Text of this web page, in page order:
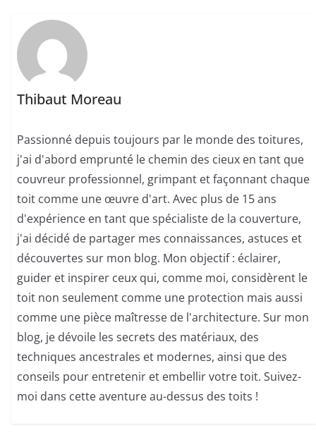
Thibaut Moreau
Passionné depuis toujours par le monde des toitures,
j'ai d'abord emprunté le chemin des cieux en tant que
couvreur professionnel, grimpant et façonnant chaque
toit comme une œuvre d'art. Avec plus de 15 ans
d'expérience en tant que spécialiste de la couverture,
j'ai décidé de partager mes connaissances, astuces et
découvertes sur mon blog. Mon objectif : éclairer,
guider et inspirer ceux qui, comme moi, considèrent le
toit non seulement comme une protection mais aussi
comme une pièce maîtresse de l'architecture. Sur mon
blog, je dévoile les secrets des matériaux, des
techniques ancestrales et modernes, ainsi que des
conseils pour entretenir et embellir votre toit. Suivez-
moi dans cette aventure au-dessus des toits !